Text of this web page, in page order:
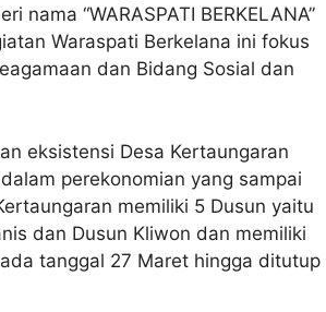
nama “WARASPATI BERKELANA”
Waraspati Berkelana ini fokus
dan Bidang Sosial dan
eksistensi Desa Kertaungaran
perekonomian yang sampai
memiliki 5 Dusun yaitu
dan Dusun Kliwon dan memiliki
tanggal 27 Maret hingga ditutup